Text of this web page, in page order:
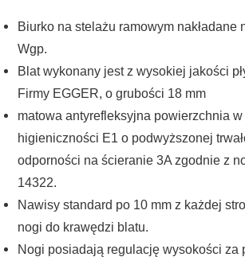
Biurko na stelażu ramowym nakładane
Wgp.
Blat wykonany jest z wysokiej jakości
Firmy EGGER, o grubości 18 mm
matowa antyrefleksyjna powierzchnia
higieniczności E1 o podwyższonej
odporności na ścieranie 3A zgodnie z
14322.
Nawisy standard po 10 mm z każdej
nogi do krawędzi blatu.
Nogi posiadają regulację wysokości za